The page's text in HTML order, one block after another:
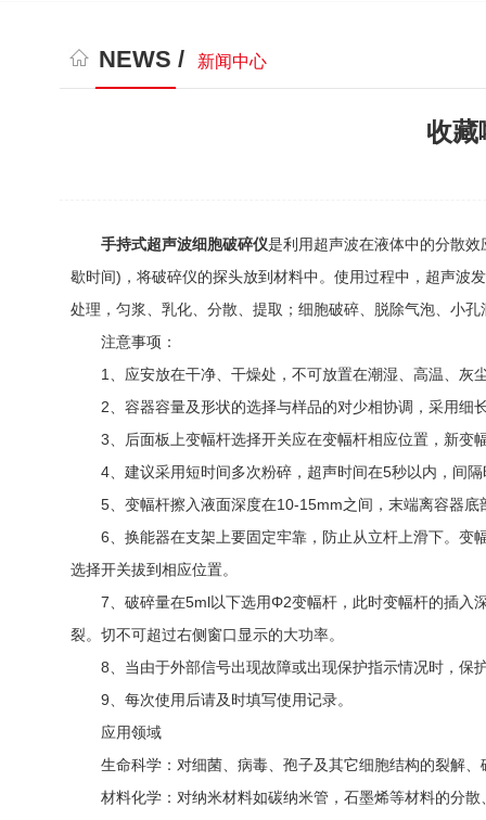
NEWS / 新闻中心
收藏
手持式超声波细胞破碎仪是利用超声波在液体中的分散
歇时间)，将破碎仪的探头放到材料中。使用过程中，超声波
处理，匀浆、乳化、分散、提取；细胞破碎、脱除气泡、小
注意事项：
1、应安放在干净、干燥处，不可放置在潮湿、高温、灰
2、容器容量及形状的选择与样品的对少相协调，采用细
3、后面板上变幅杆选择开关应在变幅杆相应位置，新变
4、建议采用短时间多次粉碎，超声时间在5秒以内，间隔
5、变幅杆擦入液面深度在10-15mm之间，末端离容器底
6、换能器在支架上要固定牢靠，防止从立杆上滑下。变幅
选择开关拔到相应位置。
7、破碎量在5ml以下选用Φ2变幅杆，此时变幅杆的插入深
裂。切不可超过右侧窗口显示的大功率。
8、当由于外部信号出现故障或出现保护指示情况时，保
9、每次使用后请及时填写使用记录。
应用领域
生命科学：对细菌、病毒、孢子及其它细胞结构的裂解、
材料化学：对纳米材料如碳纳米管，石墨烯等材料的分散